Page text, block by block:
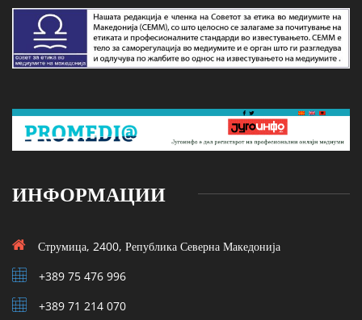
ИНФОРМАЦИИ
Струмица, 2400, Република Северна Македонија
+389 75 476 996
+389 71 214 070